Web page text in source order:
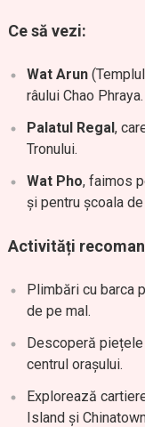
Ce să vezi:
Wat Arun
râului Chao Phraya.
Palatul Regal,
Tronului.
Wat Pho, faimos
și pentru școala
Activități
Plimbări cu barca
de pe mal.
Descoperă
centrul orașului.
Explorează
Island și